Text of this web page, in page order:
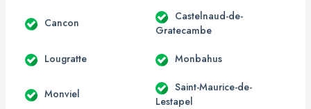
Cancon
Castelnaud-de-
Gratecambe
Lougratte Monbahus
Monviel
Saint-Maurice-de-
Lestapel